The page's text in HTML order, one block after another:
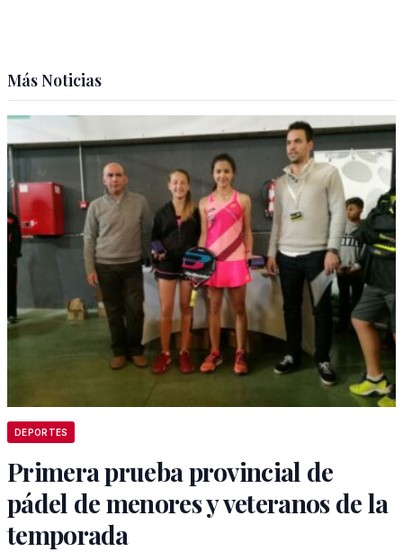
Más Noticias
DEPORTES
Primera prueba provincial de
pádel de menores y veteranos de la
temporada